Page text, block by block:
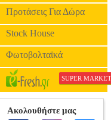
Προτάσεις Για Δώρα
Stock House
Φωτοβολταϊκά
SUPER MARKET